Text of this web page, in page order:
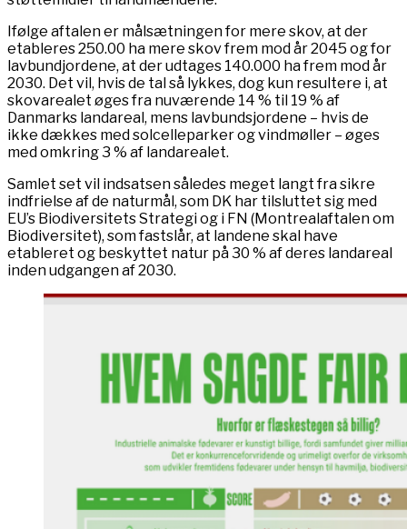
Ifølge aftalen er målsætningen for mere skov, at der
etableres 250.00 ha mere skov frem mod år 2045 og for
lavbundjordene, at der udtages 140.000 ha frem mod år
2030. Det vil, hvis de tal så lykkes, dog kun resultere i, at
skovarealet øges fra nuværende 14 % til 19 % af
Danmarks landareal, mens lavbundsjordene – hvis de
ikke dækkes med solcelleparker og vindmøller – øges
med omkring 3 % af landarealet.
Samlet set vil indsatsen således meget langt fra sikre
indfrielse af de naturmål, som DK har tilsluttet sig med
EU’s Biodiversitets Strategi og i FN (Montrealaftalen om
Biodiversitet), som fastslår, at landene skal have
etableret og beskyttet natur på 30 % af deres landareal
inden udgangen af 2030.